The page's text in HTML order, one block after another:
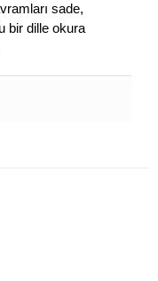
sade,
bir dille okura